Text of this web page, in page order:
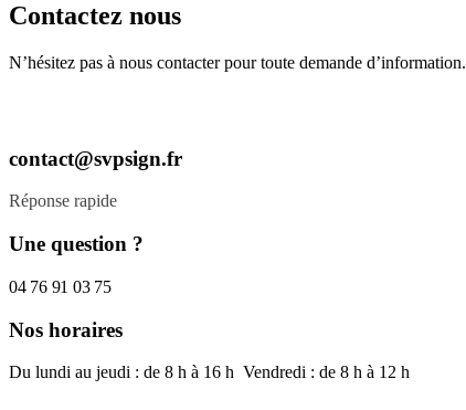
Contactez nous
N’hésitez pas à nous contacter pour toute demande d’information.
contact@svpsign.fr
Réponse rapide
Une question ?
04 76 91 03 75
Nos horaires
Du lundi au jeudi : de 8 h à 16 h Vendredi : de 8 h à 12 h